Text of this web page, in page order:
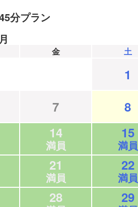
分プラン
金 土
1
7 8
14
満員
15
満員
21
満員
22
満員
28 29